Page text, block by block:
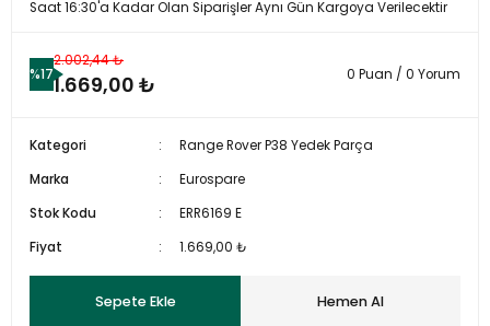
Saat 16:30'a Kadar Olan Siparişler Aynı Gün Kargoya Verilecektir
%17
2.002,44 ₺
1.669,00 ₺ 0 Puan / 0 Yorum
Kategori
Range Rover P38 Yedek Parça
Marka
Eurospare
Stok Kodu
ERR6169 E
Fiyat
1.669,00 ₺
Sepete Ekle Hemen Al